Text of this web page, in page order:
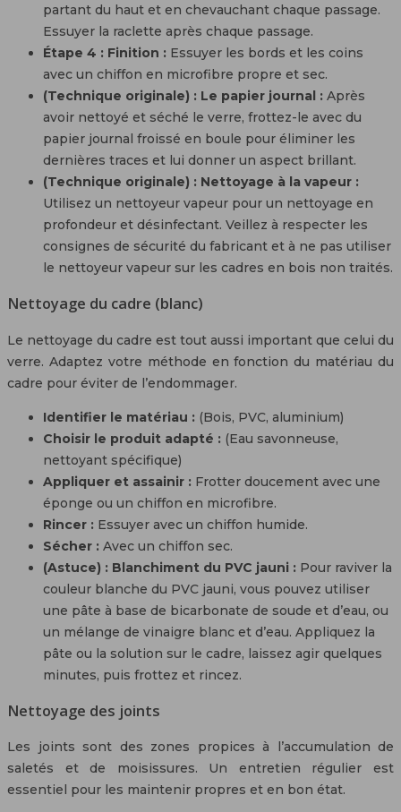
partant du haut et en chevauchant chaque passage.
Essuyer la raclette après chaque passage.
Étape 4 : Finition : Essuyer les bords et les coins
avec un chiffon en microfibre propre et sec.
(Technique originale) : Le papier journal : Après
avoir nettoyé et séché le verre, frottez-le avec du
papier journal froissé en boule pour éliminer les
dernières traces et lui donner un aspect brillant.
(Technique originale) : Nettoyage à la vapeur :
Utilisez un nettoyeur vapeur pour un nettoyage en
profondeur et désinfectant. Veillez à respecter les
consignes de sécurité du fabricant et à ne pas utiliser
le nettoyeur vapeur sur les cadres en bois non traités.
Nettoyage du cadre (blanc)
Le nettoyage du cadre est tout aussi important que celui du
verre. Adaptez votre méthode en fonction du matériau du
cadre pour éviter de l’endommager.
Identifier le matériau : (Bois, PVC, aluminium)
Choisir le produit adapté : (Eau savonneuse,
nettoyant spécifique)
Appliquer et assainir : Frotter doucement avec une
éponge ou un chiffon en microfibre.
Rincer : Essuyer avec un chiffon humide.
Sécher : Avec un chiffon sec.
(Astuce) : Blanchiment du PVC jauni : Pour raviver la
couleur blanche du PVC jauni, vous pouvez utiliser
une pâte à base de bicarbonate de soude et d’eau, ou
un mélange de vinaigre blanc et d’eau. Appliquez la
pâte ou la solution sur le cadre, laissez agir quelques
minutes, puis frottez et rincez.
Nettoyage des joints
Les joints sont des zones propices à l’accumulation de
saletés et de moisissures. Un entretien régulier est
essentiel pour les maintenir propres et en bon état.